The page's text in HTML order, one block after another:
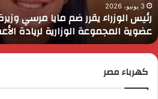
التضامن
الاجتماعي
إلى
عضوية
المجموعة
الوزارية
3 يونيو، 2026
رئيس الوزراء يقرر ضم مايا مرسي
عضوية المجموعة الوزارية لريادة
كهرباء مصر